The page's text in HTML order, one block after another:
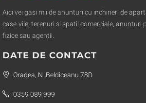
Aici vei gasi mii de anunturi cu inchirieri de
case-vile, terenuri si spatii comerciale, anunturi
fizice sau agentii.
DATE DE CONTACT
Oradea, N. Beldiceanu 78D
0359 089 999